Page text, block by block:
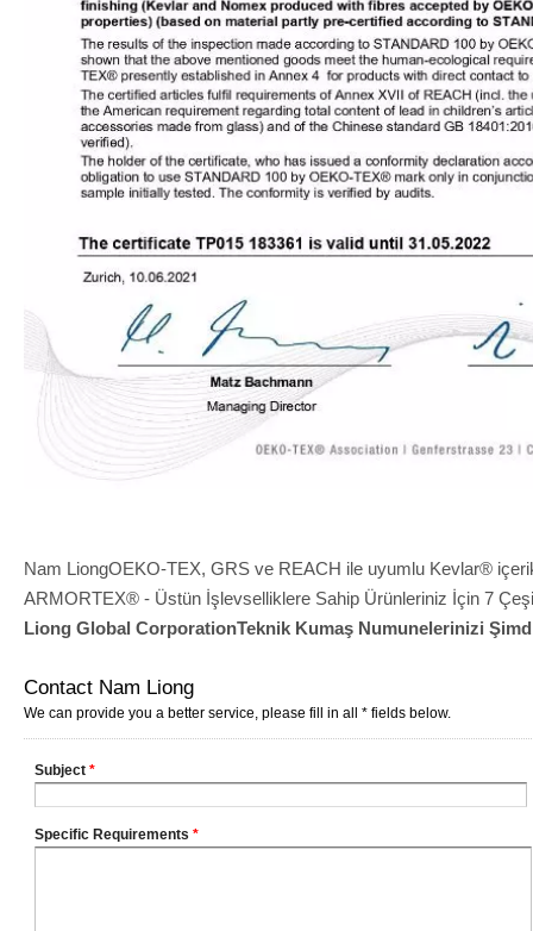
Nam LiongOEKO-TEX, GRS ve REACH ile uyumlu Kevlar®
ARMORTEX® - Üstün İşlevselliklere Sahip Ürünleriniz İçin 7
Liong Global CorporationTeknik Kumaş Numunelerinizi